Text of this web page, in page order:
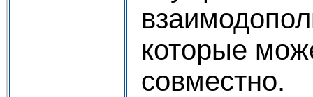
которые
совместно.